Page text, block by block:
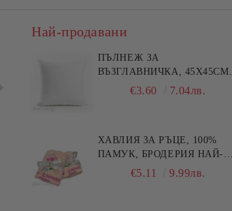
Калъфка за възглавница ,
едноцветна, 100% памук,
различни цветове по избор
€4.00 7.82лв.
Най-продавани
ПЪЛНЕЖ ЗА
ВЪЗГЛАВНИЧКА, 45X45СМ.
€3.60 7.04лв.
ХАВЛИЯ ЗА РЪЦЕ, 100%
ПАМУК, БРОДЕРИЯ НАЙ-
ДОБАРАТА МАЙКА/БАБА ,
€5.11 9.99лв.